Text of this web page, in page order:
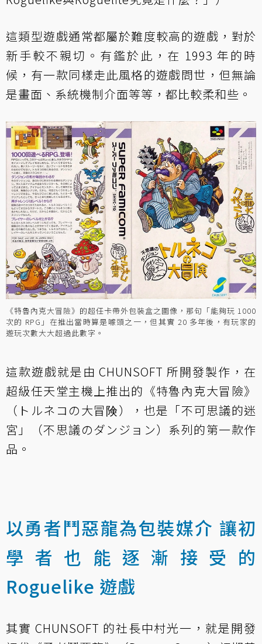
這類型遊戲通常都屬於難度較高的遊戲，對於
新手較不親切。有鑑於此，在 1993 年的時
候，有一款同樣走此風格的遊戲問世，但無論
是畫面、系統機制介面等等，都比較柔和些。
《特魯內克大冒險》的超任卡帶外包裝盒之圖像，那句「能夠玩 1000
次的 RPG」在推出當時算是噱頭之一，但其實 20 多年後，有玩家的
遊玩次數大大超過此數字。
這款遊戲就是由 CHUNSOFT 所開發製作，在
超級任天堂主機上推出的《特魯內克大冒險》
（トルネコの大冒険），也是「不可思議的迷
宮」（不思議のダンジョン）系列的第一款作
品。
以勇者鬥惡龍為包裝媒介 讓初
學者也能逐漸接受的
Roguelike 遊戲
其實 CHUNSOFT 的社長中村光一，就是開發